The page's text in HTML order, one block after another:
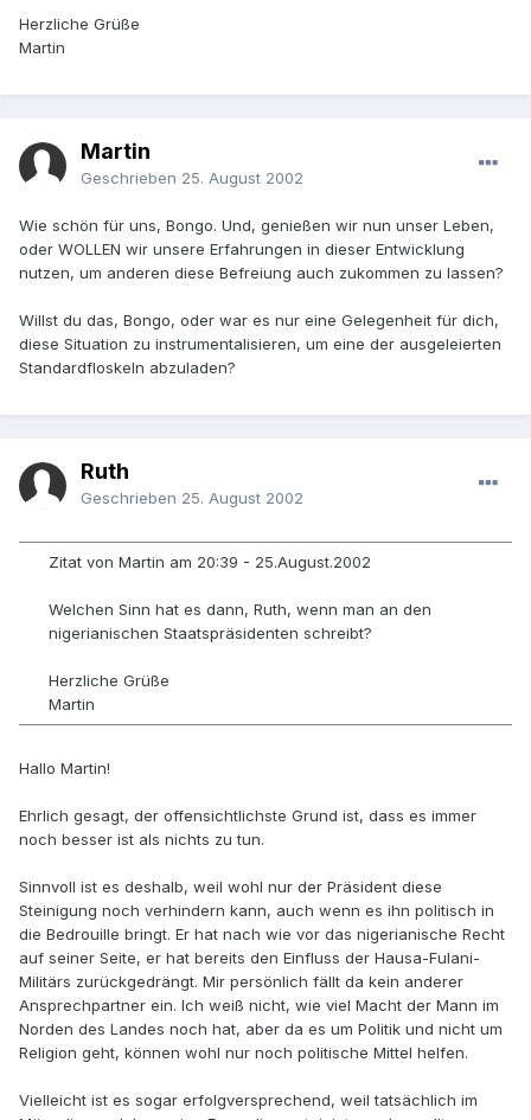
Herzliche Grüße
Martin
Martin
Geschrieben 25. August 2002
Wie schön für uns, Bongo. Und, genießen wir nun unser Leben,
oder WOLLEN wir unsere Erfahrungen in dieser Entwicklung
nutzen, um anderen diese Befreiung auch zukommen zu lassen?
Willst du das, Bongo, oder war es nur eine Gelegenheit für dich,
diese Situation zu instrumentalisieren, um eine der ausgeleierten
Standardfloskeln abzuladen?
Ruth
Geschrieben 25. August 2002
Zitat von Martin am 20:39 - 25.August.2002
Welchen Sinn hat es dann, Ruth, wenn man an den
nigerianischen Staatspräsidenten schreibt?
Herzliche Grüße
Martin
Hallo Martin!
Ehrlich gesagt, der offensichtlichste Grund ist, dass es immer
noch besser ist als nichts zu tun.
Sinnvoll ist es deshalb, weil wohl nur der Präsident diese
Steinigung noch verhindern kann, auch wenn es ihn politisch in
die Bedrouille bringt. Er hat nach wie vor das nigerianische Recht
auf seiner Seite, er hat bereits den Einfluss der Hausa-Fulani-
Militärs zurückgedrängt. Mir persönlich fällt da kein anderer
Ansprechpartner ein. Ich weiß nicht, wie viel Macht der Mann im
Norden des Landes noch hat, aber da es um Politik und nicht um
Religion geht, können wohl nur noch politische Mittel helfen.
Vielleicht ist es sogar erfolgversprechend, weil tatsächlich im